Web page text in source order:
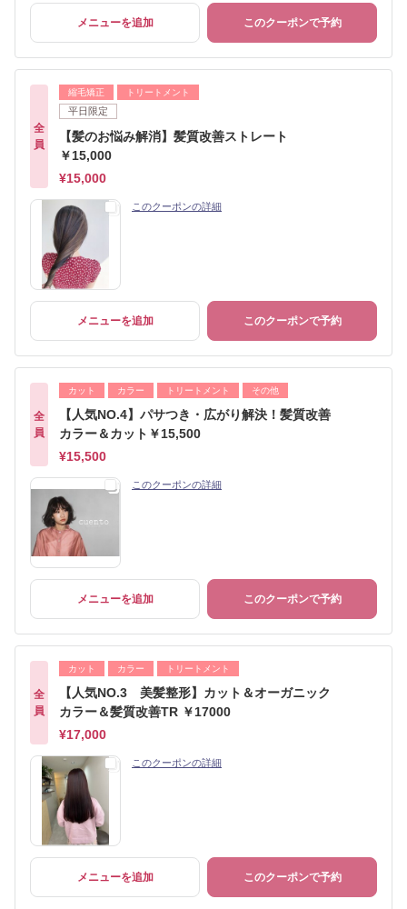
メニューを追加 このクーポンで予約
全
員
縮毛矯正 トリートメント
平日限定
【髪のお悩み解消】髪質改善ストレート
￥15,000
¥15,000
このクーポンの詳細
メニューを追加 このクーポンで予約
全
員
カット カラー トリートメント その他
【人気NO.4】パサつき・広がり解決！髪質改善
カラー＆カット￥15,500
¥15,500
このクーポンの詳細
メニューを追加 このクーポンで予約
全
員
カット カラー トリートメント
【人気NO.3 美髪整形】カット＆オーガニック
カラー＆髪質改善TR ￥17000
¥17,000
このクーポンの詳細
メニューを追加 このクーポンで予約